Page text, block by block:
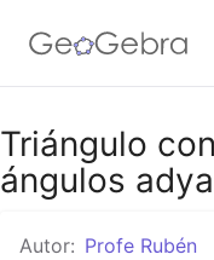
Google Classroom
Triángulo
ángulos
Autor: Profe Rubén